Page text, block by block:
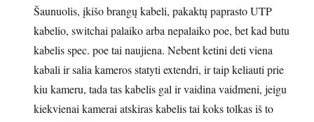
Šaunuolis, įkišo brangų kabeli, pakaktų paprasto UTP
kabelio, switchai palaiko arba nepalaiko poe, bet kad butu
kabelis spec. poe tai naujiena. Nebent ketini deti viena
kabali ir salia kameros statyti extendri, ir taip keliauti prie
kiu kameru, tada tas kabelis gal ir vaidina vaidmeni, jeigu
kiekvienai kamerai atskiras kabelis tai koks tolkas iš to